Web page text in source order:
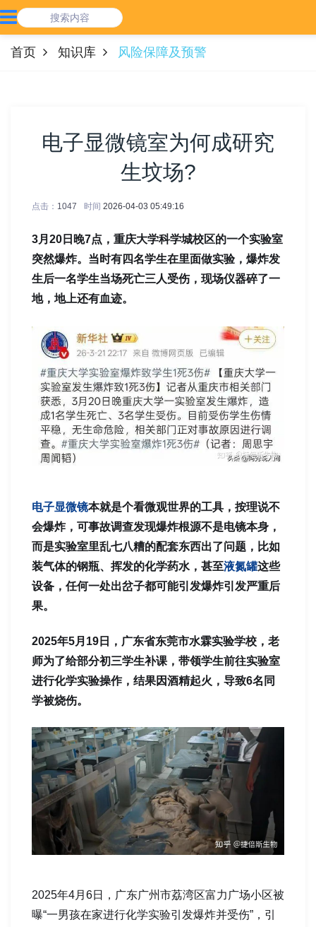
首页 知识库 风险保障及预警
电子显微镜室为何成研究
生坟场?
点击： 1047 时间 2026-04-03 05:49:16
3月20日晚7点，重庆大学科学城校区的一个实验室
突然爆炸。当时有四名学生在里面做实验，爆炸发
生后一名学生当场死亡三人受伤，现场仪器碎了一
地，地上还有血迹。
电子显微镜本就是个看微观世界的工具，按理说不
会爆炸，可事故调查发现爆炸根源不是电镜本身，
而是实验室里乱七八糟的配套东西出了问题，比如
装气体的钢瓶、挥发的化学药水，甚至液氮罐这些
设备，任何一处出岔子都可能引发爆炸引发严重后
果。
2025年5月19日，广东省东莞市水霖实验学校，老
师为了给部分初三学生补课，带领学生前往实验室
进行化学实验操作，结果因酒精起火，导致6名同
学被烧伤。
2025年4月6日，广东广州市荔湾区富力广场小区被
曝“一男孩在家进行化学实验引发爆炸并受伤”，引